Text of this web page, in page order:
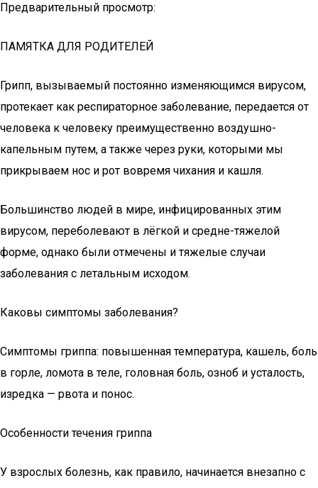
Предварительный просмотр:
ПАМЯТКА ДЛЯ РОДИТЕЛЕЙ
Грипп, вызываемый постоянно изменяющимся вирусом,
протекает как респираторное заболевание, передается от
человека к человеку преимущественно воздушно-
капельным путем, а также через руки, которыми мы
прикрываем нос и рот вовремя чихания и кашля.
Большинство людей в мире, инфицированных этим
вирусом, переболевают в лёгкой и средне-тяжелой
форме, однако были отмечены и тяжелые случаи
заболевания с летальным исходом.
Каковы симптомы заболевания?
Симптомы гриппа: повышенная температура, кашель, боль
в горле, ломота в теле, головная боль, озноб и усталость,
изредка — рвота и понос.
Особенности течения гриппа
У взрослых болезнь, как правило, начинается внезапно с